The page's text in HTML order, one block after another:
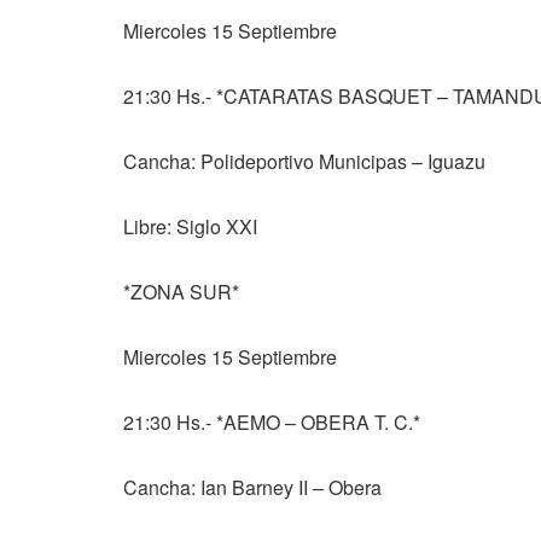
Miercoles 15 Septiembre
21:30 Hs.- *CATARATAS BASQUET –
Cancha: Polideportivo Municipas – Iguazu
Libre: Siglo XXI
*ZONA SUR*
Miercoles 15 Septiembre
21:30 Hs.- *AEMO – OBERA T. C.*
Cancha: Ian Barney II – Obera